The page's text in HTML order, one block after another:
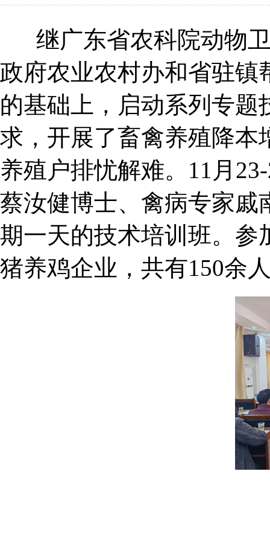
继广东省农科院动物
政府农业农村办和省驻
的基础上，启动系列专
求，开展了畜禽养殖降本
养殖户排忧解难。11月
蔡汝健博士、禽病专家戚
期一天的技术培训班。参
猪养鸡企业，共有150余